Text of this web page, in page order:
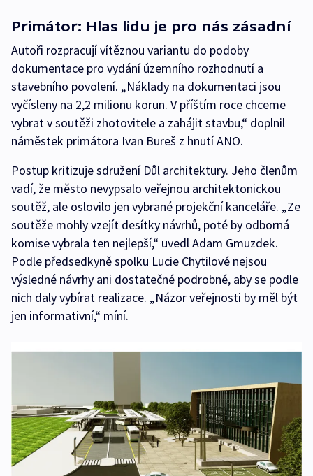
Primátor: Hlas lidu je pro nás zásadní
Autoři rozpracují vítěznou variantu do podoby
dokumentace pro vydání územního rozhodnutí a
stavebního povolení. „Náklady na dokumentaci jsou
vyčísleny na 2,2 milionu korun. V příštím roce chceme
vybrat v soutěži zhotovitele a zahájit stavbu,“ doplnil
náměstek primátora Ivan Bureš z hnutí ANO.
Postup kritizuje sdružení Důl architektury. Jeho členům
vadí, že město nevypsalo veřejnou architektonickou
soutěž, ale oslovilo jen vybrané projekční kanceláře. „Ze
soutěže mohly vzejít desítky návrhů, poté by odborná
komise vybrala ten nejlepší,“ uvedl Adam Gmuzdek.
Podle předsedkyně spolku Lucie Chytilové nejsou
výsledné návrhy ani dostatečné podrobné, aby se podle
nich daly vybírat realizace. „Názor veřejnosti by měl být
jen informativní,“ míní.